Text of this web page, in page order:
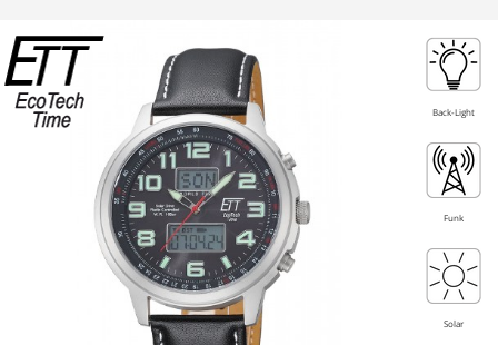
Back-Light
Funk
Solar